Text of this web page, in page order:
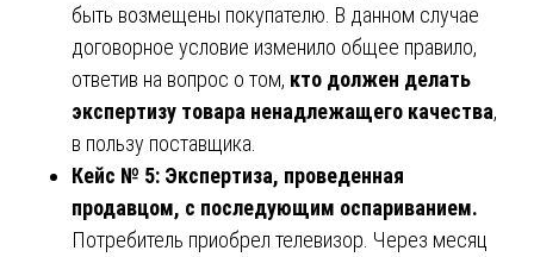
быть возмещены покупателю. В данном случае
договорное условие изменило общее правило,
ответив на вопрос о том, кто должен делать
экспертизу товара ненадлежащего качества,
в пользу поставщика.
Кейс № 5: Экспертиза, проведенная
продавцом, с последующим оспариванием.
Потребитель приобрел телевизор. Через месяц